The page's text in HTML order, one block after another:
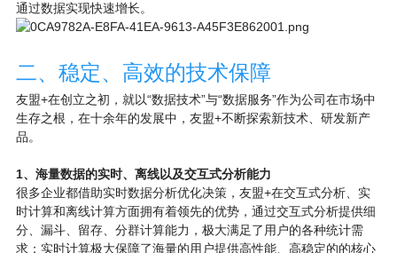
通过数据实现快速增长。
二、稳定、高效的技术保障
友盟+在创立之初，就以“数据技术”与“数据服务”作为公司在市场中
生存之根，在十余年的发展中，友盟+不断探索新技术、研发新产
品。
1、海量数据的实时、离线以及交互式分析能力
很多企业都借助实时数据分析优化决策，友盟+在交互式分析、实
时计算和离线计算方面拥有着领先的优势，通过交互式分析提供细
分、漏斗、留存、分群计算能力，极大满足了用户的各种统计需
求；实时计算极大保障了海量的用户提供高性能、高稳定的的核心